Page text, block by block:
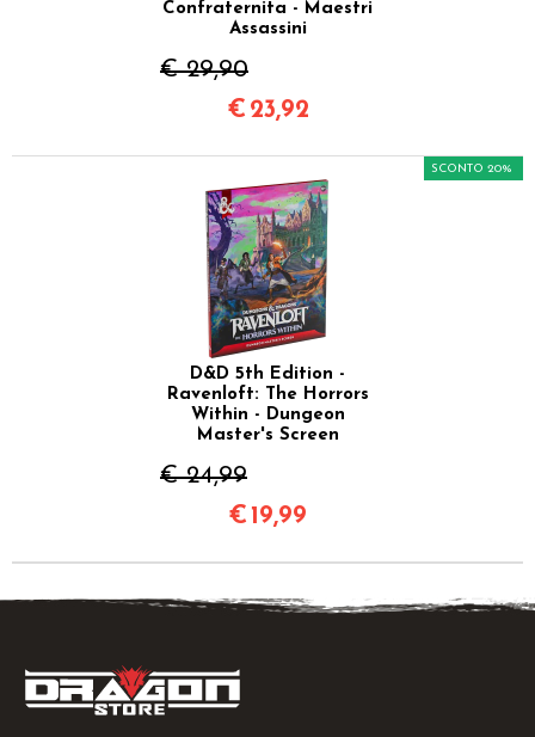
Confraternita - Maestri
Assassini
€ 29,90
€ 23,92
D&D 5th Edition -
Ravenloft: The Horrors
Within - Dungeon
Master's Screen
€ 24,99
SCONTO 20%
€ 19,99